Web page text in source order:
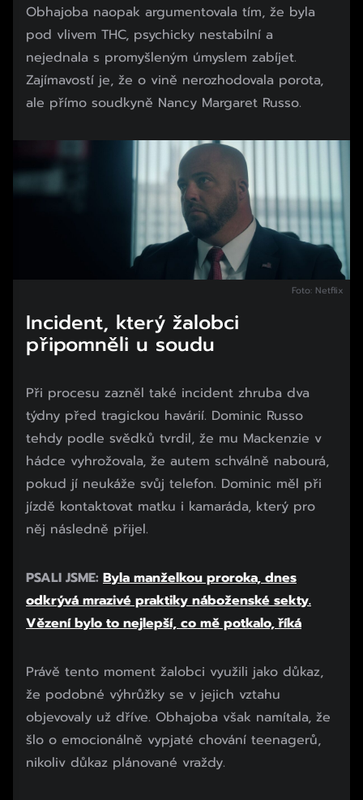
Obhajoba naopak argumentovala tím, že byla
pod vlivem THC, psychicky nestabilní a
nejednala s promyšleným úmyslem zabíjet.
Zajímavostí je, že o vině nerozhodovala porota,
ale přímo soudkyně Nancy Margaret Russo.
Foto: Netflix
Incident, který žalobci
připomněli u soudu
Při procesu zazněl také incident zhruba dva
týdny před tragickou havárií. Dominic Russo
tehdy podle svědků tvrdil, že mu Mackenzie v
hádce vyhrožovala, že autem schválně nabourá,
pokud jí neukáže svůj telefon. Dominic měl při
jízdě kontaktovat matku i kamaráda, který pro
něj následně přijel.
PSALI JSME: Byla manželkou proroka, dnes
odkrývá mrazivé praktiky náboženské sekty.
Vězení bylo to nejlepší, co mě potkalo, říká
Právě tento moment žalobci využili jako důkaz,
že podobné výhrůžky se v jejich vztahu
objevovaly už dříve. Obhajoba však namítala, že
šlo o emocionálně vypjaté chování teenagerů,
nikoliv důkaz plánované vraždy.